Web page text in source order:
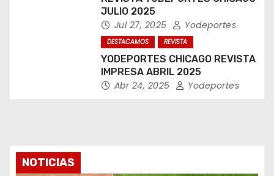
JULIO 2025
Jul 27, 2025 Yodeportes
DESTACAMOS REVISTA
YODEPORTES CHICAGO REVISTA
IMPRESA ABRIL 2025
Abr 24, 2025 Yodeportes
NOTICIAS